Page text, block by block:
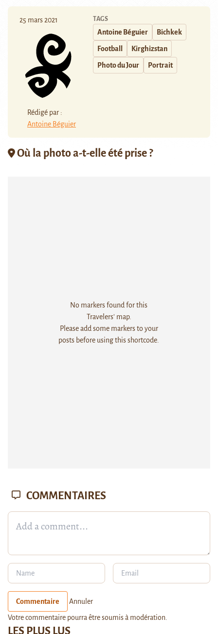
25 mars 2021
Rédigé par :
Antoine Béguier
TAGS
Antoine Béguier Bichkek
Football Kirghizstan
Photo du Jour Portrait
Où la photo a-t-elle été prise ?
No markers found for this
Travelers' map.
Please add some markers to your
posts before using this shortcode.
LES PLUS LUS
COMMENTAIRES
Commentaire Annuler
Votre commentaire pourra être soumis à modération.